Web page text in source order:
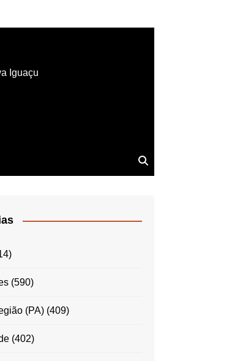
Iguaçu
(590)
(PA)(409)
(402)